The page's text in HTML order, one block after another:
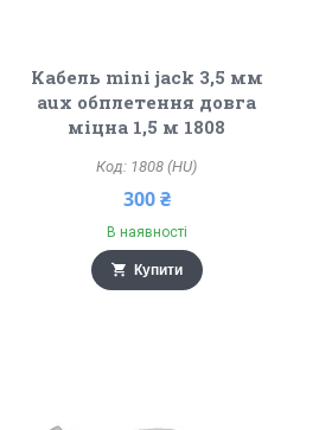
Кабель mini jack 3,5 мм
aux обплетення довга
міцна 1,5 м 1808
1808 (HU)
300 ₴
В наявності
Купити